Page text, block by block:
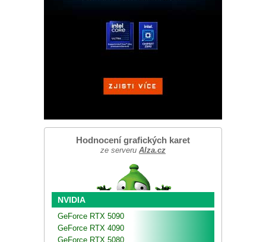
Hodnocení grafických karet
ze serveru Alza.cz
NVIDIA
GeForce RTX 5090
GeForce RTX 4090
GeForce RTX 5080